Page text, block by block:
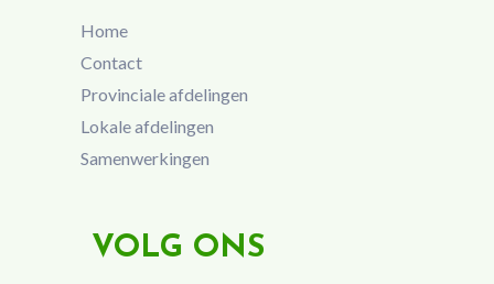
Home
Contact
Provinciale afdelingen
Lokale afdelingen
Samenwerkingen
VOLG ONS